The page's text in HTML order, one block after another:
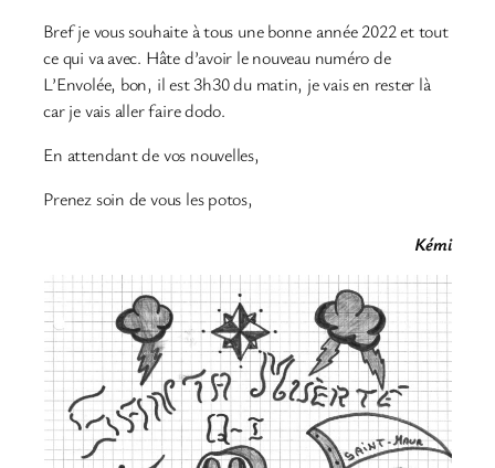
Bref je vous souhaite à tous une bonne année 2022 et tout
ce qui va avec. Hâte d’avoir le nouveau numéro de
L’Envolée, bon, il est 3h30 du matin, je vais en rester là
car je vais aller faire dodo.
En attendant de vos nouvelles,
Prenez soin de vous les potos,
Kémi